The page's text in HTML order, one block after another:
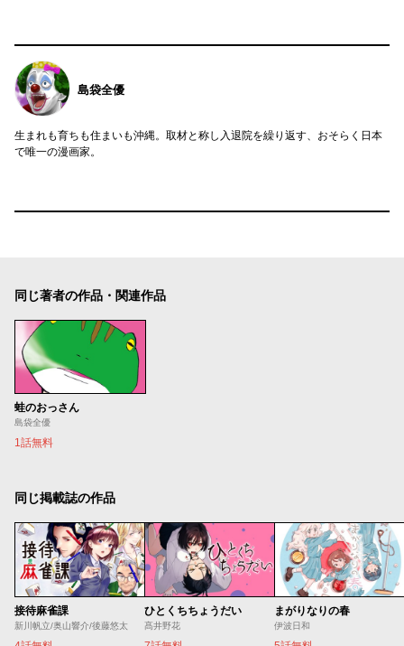
島袋全優
生まれも育ちも住まいも沖縄。取材と称し入退院を繰り返す、おそらく日本
で唯一の漫画家。
同じ著者の作品・関連作品
蛙のおっさん
島袋全優
1話無料
同じ掲載誌の作品
接待麻雀課
新川帆立/奥山響介/後藤悠太
ひとくちちょうだい
髙井野花
まがりなりの春
伊波日和